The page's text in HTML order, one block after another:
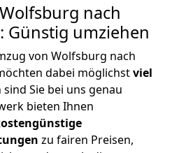
nach
Günstig umziehen
von Wolfsburg nach
dabei möglichstviel
sind Sie bei uns genau
bieten Ihnen
zu fairen Preisen,